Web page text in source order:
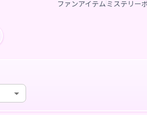
ファンアイテムミステリー